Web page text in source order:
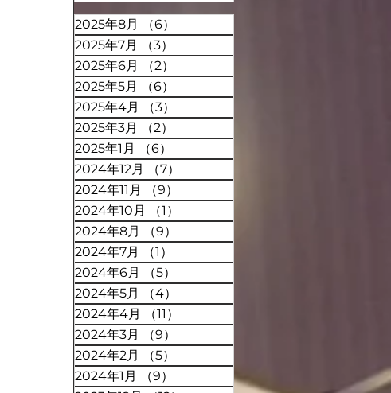
2025年8月 （6）
2025年7月
（3）
2025年6月
（2）
2025年5月
（6）
2025年4月
（3）
2025年3月
（2）
2025年1月
（6）
2024年12月
（7）
2024年11月
（9）
2024年10月
（1）
2024年8月
（9）
2024年7月
（1）
2024年6月
（5）
2024年5月
（4）
2024年4月
（11）
2024年3月
（9）
2024年2月
（5）
2024年1月
（9）